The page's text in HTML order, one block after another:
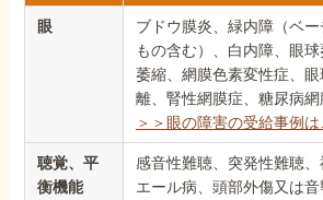
眼
ブドウ膜炎、緑内障（ベ
もの含む）、白内障、眼
萎縮、網膜色素変性症、眼
離、腎性網膜症、糖尿病網
＞＞眼の障害の受給事例は
聴覚、平
衡機能
感音性難聴、突発性難聴
エール病、頭部外傷又は